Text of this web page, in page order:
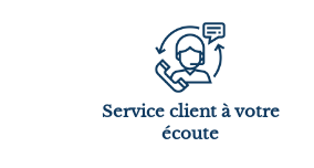
Service client à votre
écoute